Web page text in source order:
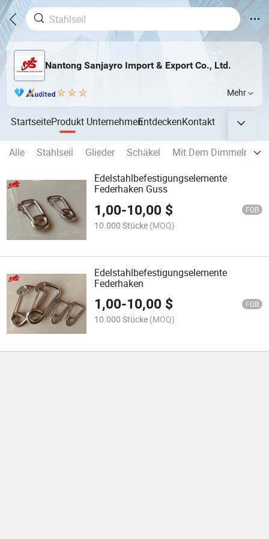
Nantong Sanjayro Import & Export Co., Ltd.
Mehr
StartseiteProdukt UnternehmenEntdeckenKontakt
Alle Stahlseil Glieder Schäkel Mit Dem Dimmeln
Edelstahlbefestigungselemente
Federhaken Guss
1,00-10,00 $ FOB
10.000 Stücke (MOQ)
Edelstahlbefestigungselemente
Federhaken
1,00-10,00 $ FOB
10.000 Stücke (MOQ)